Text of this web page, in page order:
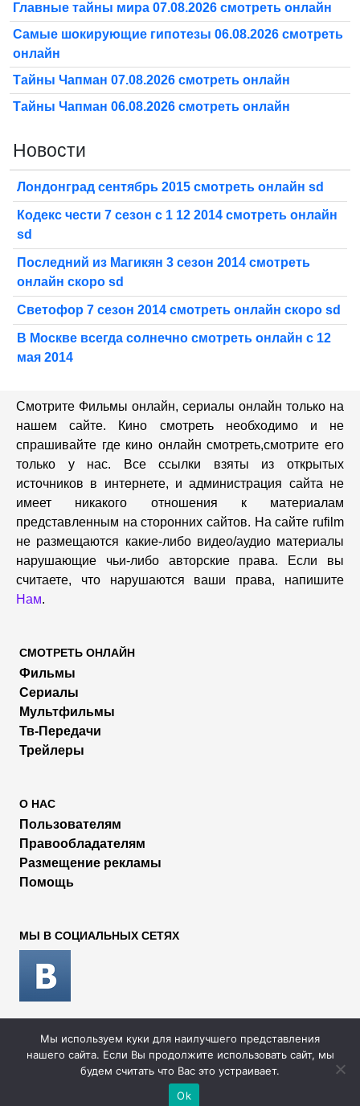
Главные тайны мира 07.08.2026 смотреть онлайн
Самые шокирующие гипотезы 06.08.2026 смотреть
онлайн
Тайны Чапман 07.08.2026 смотреть онлайн
Тайны Чапман 06.08.2026 смотреть онлайн
Новости
Лондонград сентябрь 2015 смотреть онлайн sd
Кодекс чести 7 сезон с 1 12 2014 смотреть онлайн
sd
Последний из Магикян 3 сезон 2014 смотреть
онлайн скоро sd
Светофор 7 сезон 2014 смотреть онлайн скоро sd
В Москве всегда солнечно смотреть онлайн с 12
мая 2014
Смотрите Фильмы онлайн, сериалы онлайн только на
нашем сайте. Кино смотреть необходимо и не
спрашивайте где кино онлайн смотреть,cмотрите его
только у нас. Все ссылки взяты из открытых
источников в интернете, и администрация сайта не
имеет никакого отношения к материалам
представленным на сторонних сайтов. На сайте rufilm
не размещаются какие-либо видео/аудио материалы
нарушающие чьи-либо авторские права. Если вы
считаете, что нарушаются ваши права, напишите
Нам.
СМОТРЕТЬ ОНЛАЙН
Фильмы
Сериалы
Мультфильмы
Тв-Передачи
Трейлеры
О НАС
Пользователям
Правообладателям
Размещение рекламы
Помощь
МЫ В СОЦИАЛЬНЫХ СЕТЯХ
2026 © Rufilm - Сериалы и фильмы онлайн
Мы используем куки для наилучшего представления
нашего сайта. Если Вы продолжите использовать сайт, мы
будем считать что Вас это устраивает.
Ok